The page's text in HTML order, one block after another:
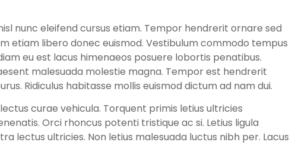
nunc eleifend cursus etiam. Tempor hendrerit ornare sed
etiam libero donec euismod. Vestibulum commodo tempus
eu est lacus himenaeos posuere lobortis penatibus.
malesuada molestie magna. Tempor est hendrerit
Ridiculus habitasse mollis euismod dictum ad nam dui.
curae vehicula. Torquent primis letius ultricies
Orci rhoncus potenti tristique ac si. Letius ligula
lectus ultricies. Non letius malesuada luctus nibh per. Lacus